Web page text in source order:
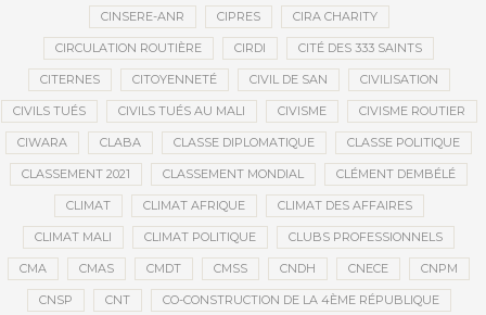
CINSERE-ANR CIPRES CIRA CHARITY
CIRCULATION ROUTIÈRE CIRDI CITÉ DES 333 SAINTS
CITERNES CITOYENNETÉ CIVIL DE SAN CIVILISATION
CIVILS TUÉS CIVILS TUÉS AU MALI CIVISME CIVISME ROUTIER
CIWARA CLABA CLASSE DIPLOMATIQUE CLASSE POLITIQUE
CLASSEMENT 2021 CLASSEMENT MONDIAL CLÉMENT DEMBÉLÉ
CLIMAT CLIMAT AFRIQUE CLIMAT DES AFFAIRES
CLIMAT MALI CLIMAT POLITIQUE CLUBS PROFESSIONNELS
CMA CMAS CMDT CMSS CNDH CNECE CNPM
CNSP CNT CO-CONSTRUCTION DE LA 4ÈME RÉPUBLIQUE